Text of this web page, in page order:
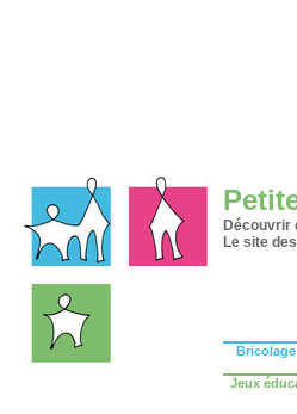
Découvrir
Le site
Bricolage
Jeux